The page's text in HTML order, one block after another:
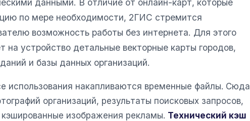
данными. В отличие от онлайн-карт, которые
по мере необходимости, 2ГИС стремится
возможность работы без интернета. Для этого
на устройство детальные векторные карты городов,
и базы данных организаций.
использования накапливаются временные файлы. Сюда
организаций, результаты поисковых запросов,
изображения рекламы. Технический кэш